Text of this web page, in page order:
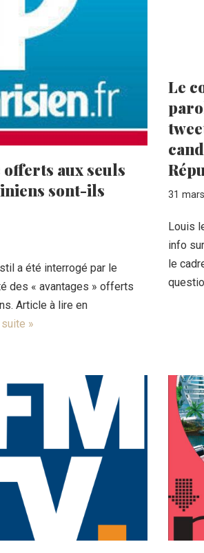
offerts aux seuls
sont-ils
a été interrogé par le
des « avantages » offerts
Article à lire en
»
Le
31
Louis
info
le